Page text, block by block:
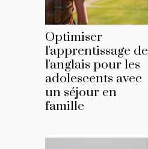
Optimiser
l'apprentissage de
l'anglais pour les
adolescents avec
un séjour en
famille